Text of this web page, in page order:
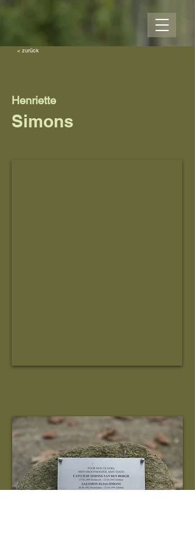
< zurück
Henriette
Simons